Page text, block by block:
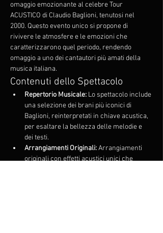
omaggio emozionante al celebre Tour
ACUSTICO di Claudio Baglioni, tenutosi nel
2000. Questo evento unico si propone di
rivivere le atmosfere e le emozioni che
caratterizzarono quel periodo, rendendo
omaggio a uno dei cantautori più amati della
musica italiana.
Contenuti dello Spettacolo
Repertorio Musicale: Lo spettacolo include
una selezione dei brani più iconici di
Baglioni, reinterpretati in chiave acustica,
per esaltare la bellezza delle melodie e
dei testi.
Arrangiamenti Originali: Arrangiamenti
originali con effetti acustici unici che